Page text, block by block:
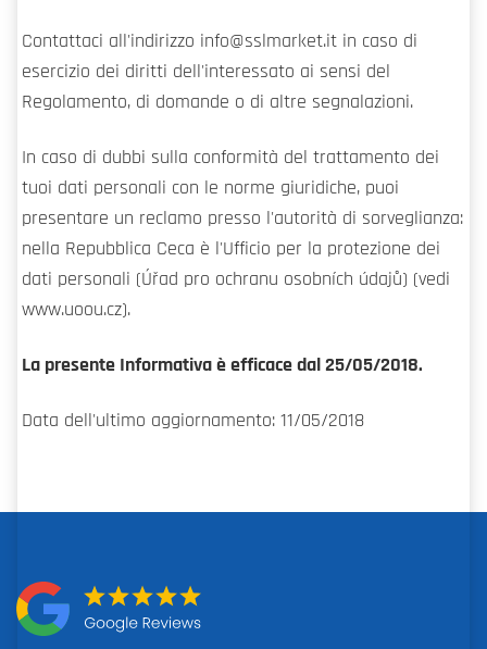
Contattaci all'indirizzo info@sslmarket.it in caso di
esercizio dei diritti dell'interessato ai sensi del
Regolamento, di domande o di altre segnalazioni.
In caso di dubbi sulla conformità del trattamento dei
tuoi dati personali con le norme giuridiche, puoi
presentare un reclamo presso l'autorità di sorveglianza:
nella Repubblica Ceca è l'Ufficio per la protezione dei
dati personali (Úřad pro ochranu osobních údajů) (vedi
www.uoou.cz).
La presente Informativa è efficace dal 25/05/2018.
Data dell'ultimo aggiornamento: 11/05/2018